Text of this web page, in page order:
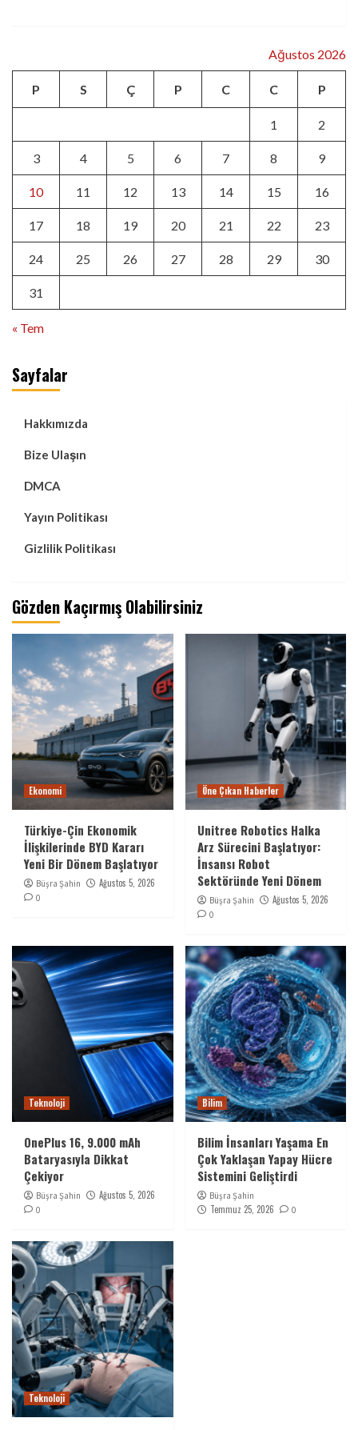
Ağustos 2026
P S Ç P C C P
1 2
3 4 5 6 7 8 9
10 11 12 13 14 15 16
17 18 19 20 21 22 23
24 25 26 27 28 29 30
31
« Tem
Sayfalar
Hakkımızda
Bize Ulaşın
DMCA
Yayın Politikası
Gizlilik Politikası
Gözden Kaçırmış Olabilirsiniz
Ekonomi
Türkiye-Çin Ekonomik
İlişkilerinde BYD Kararı
Yeni Bir Dönem Başlatıyor
Büşra Şahin Ağustos 5, 2026
0
Öne Çıkan Haberler
Unitree Robotics Halka
Arz Sürecini Başlatıyor:
İnsansı Robot
Sektöründe Yeni Dönem
Büşra Şahin Ağustos 5, 2026
0
Teknoloji
OnePlus 16, 9.000 mAh
Bataryasıyla Dikkat
Çekiyor
Büşra Şahin Ağustos 5, 2026
0
Bilim
Bilim İnsanları Yaşama En
Çok Yaklaşan Yapay Hücre
Sistemini Geliştirdi
Büşra Şahin
Temmuz 25, 2026 0
Teknoloji